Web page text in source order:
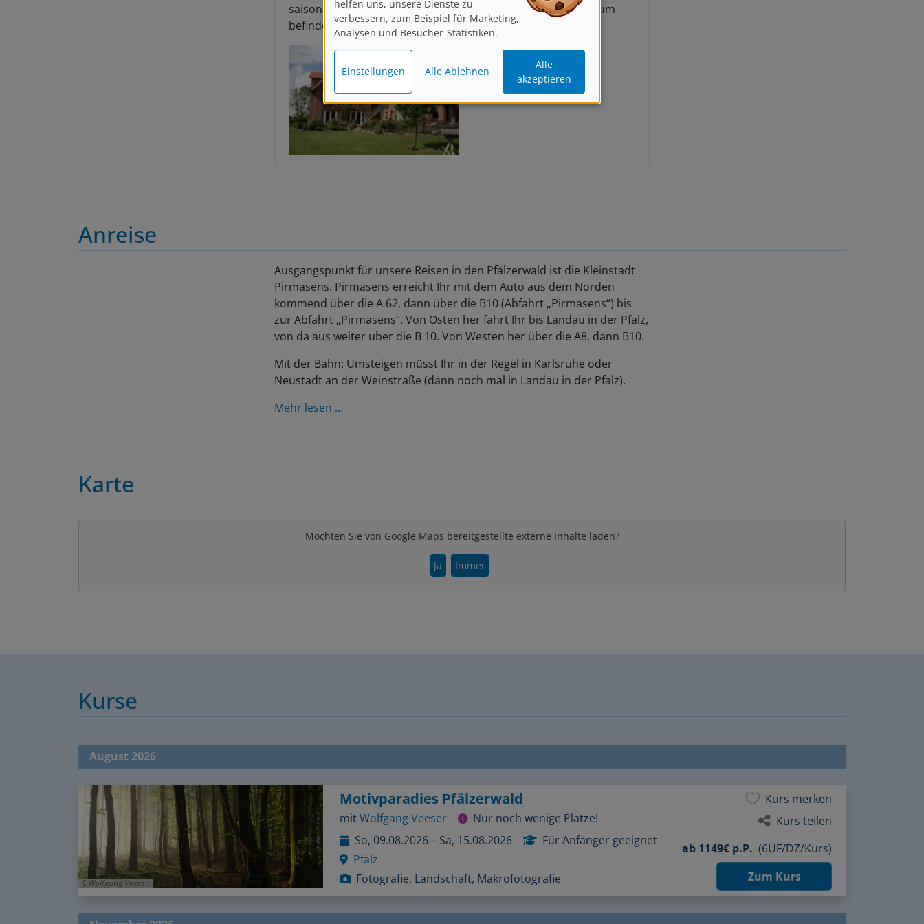
befindet sich im Hotel.
Anreise
Ausgangspunkt für unsere Reisen in den Pfälzerwald ist die Kleinstadt
Pirmasens. Pirmasens erreicht Ihr mit dem Auto aus dem Norden
kommend über die A 62, dann über die B10 (Abfahrt „Pirmasens“) bis
zur Abfahrt „Pirmasens“. Von Osten her fahrt Ihr bis Landau in der Pfalz,
von da aus weiter über die B 10. Von Westen her über die A8, dann B10.
Mit der Bahn: Umsteigen müsst Ihr in der Regel in Karlsruhe oder
Neustadt an der Weinstraße (dann noch mal in Landau in der Pfalz).
Mehr lesen ...
Karte
Ja Immer
Kurse
August 2026
Wolfgang Veeser.
Motivparadies Pfälzerwald
mit Wolfgang Veeser
Nur noch wenige Plätze!
So, 09.08.2026 – Sa, 15.08.2026
Für Anfänger geeignet
Pfalz
Fotografie, Landschaft, Makrofotografie
Kurs merken
Kurs teilen
ab 1149€ p.P.
(6ÜF/DZ/Kurs)
Zum Kurs
November 2026
Analysen und Besucher-Statistiken.
Einstellungen
Alle
akzeptieren